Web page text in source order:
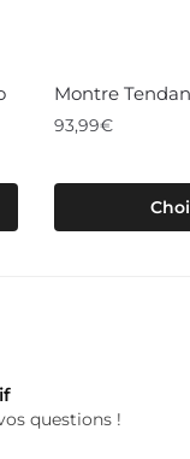
Montre
93,99€
a
être
questions !